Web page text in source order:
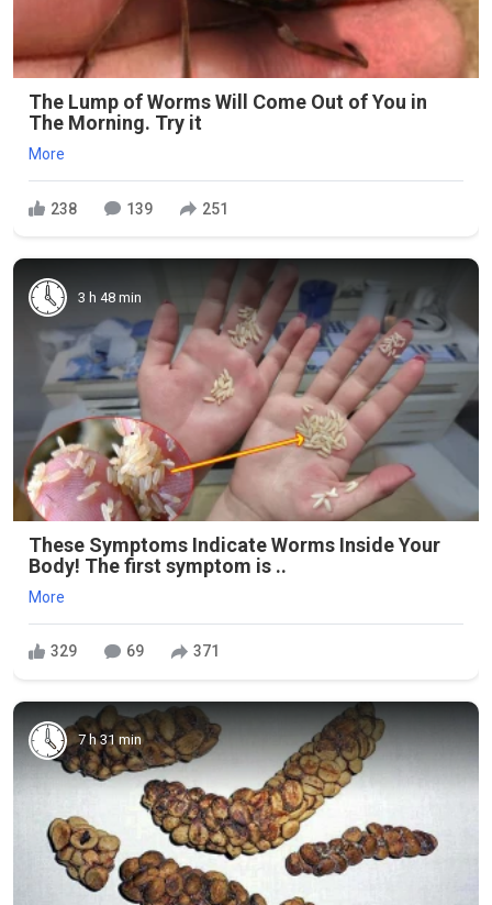
The Lump of Worms Will Come Out of You in
The Morning. Try it
More
238 139 251
3 h 48 min
These Symptoms Indicate Worms Inside Your
Body! The first symptom is ..
More
329 69 371
7 h 31 min